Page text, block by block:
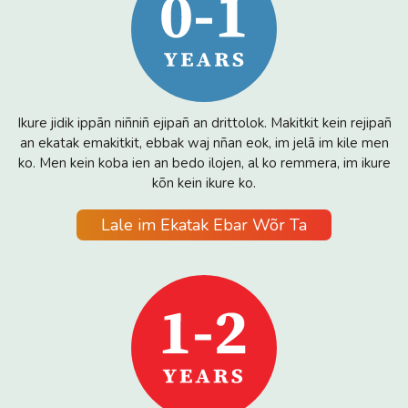
Ikure jidik ippān niñniñ ejipañ an drittolok. Makitkit kein rejipañ
an ekatak emakitkit, ebbak waj nñan eok, im jelā im kile men
ko. Men kein koba ien an bedo ilojen, al ko remmera, im ikure
kõn kein ikure ko.
Lale im Ekatak Ebar Wõr Ta